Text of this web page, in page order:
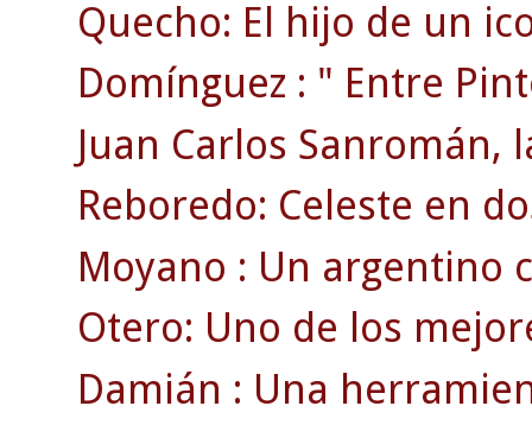
Quecho: El hijo de un
Domínguez : " Entre
Juan Carlos Sanromán,
Reboredo: Celeste en
Moyano : Un argentino
Otero: Uno de los
Damián : Una